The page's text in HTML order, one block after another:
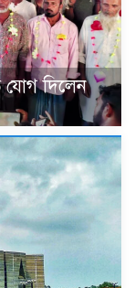
যোগ দিলেন